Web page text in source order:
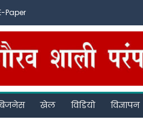
Paper
खेल विडियो विज्ञापन